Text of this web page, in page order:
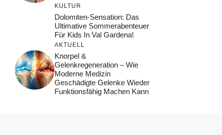
KULTUR
Dolomiten-Sensation: Das
Ultimative Sommerabenteuer
Für Kids In Val Gardena!
AKTUELL
Knorpel &
Gelenkregeneration – Wie
Moderne Medizin
Geschädigte Gelenke Wieder
Funktionsfähig Machen Kann